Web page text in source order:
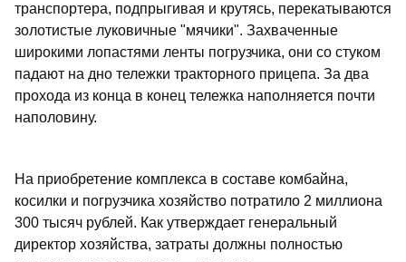
транспортера, подпрыгивая и крутясь, перекатываются
золотистые луковичные "мячики". Захваченные
широкими лопастями ленты погрузчика, они со стуком
падают на дно тележки тракторного прицепа. За два
прохода из конца в конец тележка наполняется почти
наполовину.
На приобретение комплекса в составе комбайна,
косилки и погрузчика хозяйство потратило 2 миллиона
300 тысяч рублей. Как утверждает генеральный
директор хозяйства, затраты должны полностью